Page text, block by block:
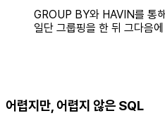
GROUP BY와 HAVIN를 통
일단 그룹핑을 한 뒤 그다음
어렵지만, 어렵지 않은 SQL